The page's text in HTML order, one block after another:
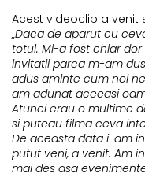
Acest videoclip a venit
„Daca de aparut cu
totul. Mi-a fost chiar
invitatii parca m-am
adus aminte cum noi
am adunat aceeasi
Atunci erau o multime
si puteau filma ceva
De aceasta data i-am
putut veni, a venit. Am
mai des asa